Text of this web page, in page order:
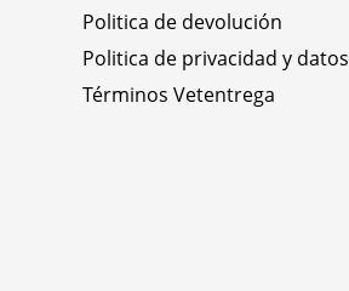
Politica de devolución
Politica de privacidad y datos
Términos Vetentrega